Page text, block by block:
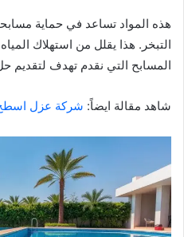
هذه المواد تساعد في حماية
التبخر. هذا يقلل من استهلاك
المسابح التي نقدم تهدف لتقديم
شاهد مقالة ايضاً: شركة عزل